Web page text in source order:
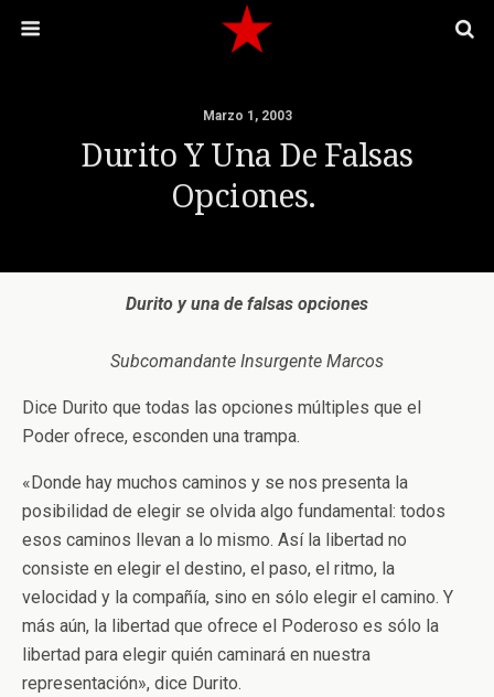
Marzo 1, 2003
Durito Y Una De Falsas
Opciones.
Durito y una de falsas opciones
Subcomandante Insurgente Marcos
Dice Durito que todas las opciones múltiples que el
Poder ofrece, esconden una trampa.
«Donde hay muchos caminos y se nos presenta la
posibilidad de elegir se olvida algo fundamental: todos
esos caminos llevan a lo mismo. Así la libertad no
consiste en elegir el destino, el paso, el ritmo, la
velocidad y la compañía, sino en sólo elegir el camino. Y
más aún, la libertad que ofrece el Poderoso es sólo la
libertad para elegir quién caminará en nuestra
representación», dice Durito.